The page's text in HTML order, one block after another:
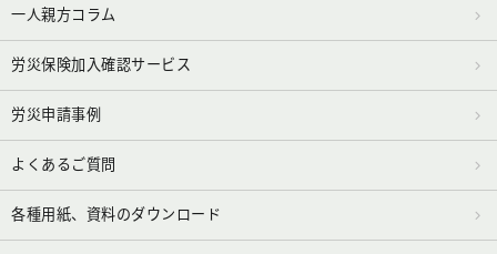
一人親方コラム
労災保険加入確認サービス
労災申請事例
よくあるご質問
各種用紙、資料のダウンロード